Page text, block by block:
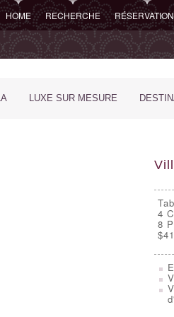
HOME RECHERCHE
LUXE SUR MESURE
4
8